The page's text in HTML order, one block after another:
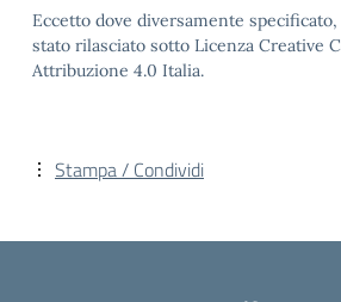
Eccetto dove diversamente
stato rilasciato sotto Licenza Creative
Attribuzione 4.0 Italia.
Stampa / Condividi